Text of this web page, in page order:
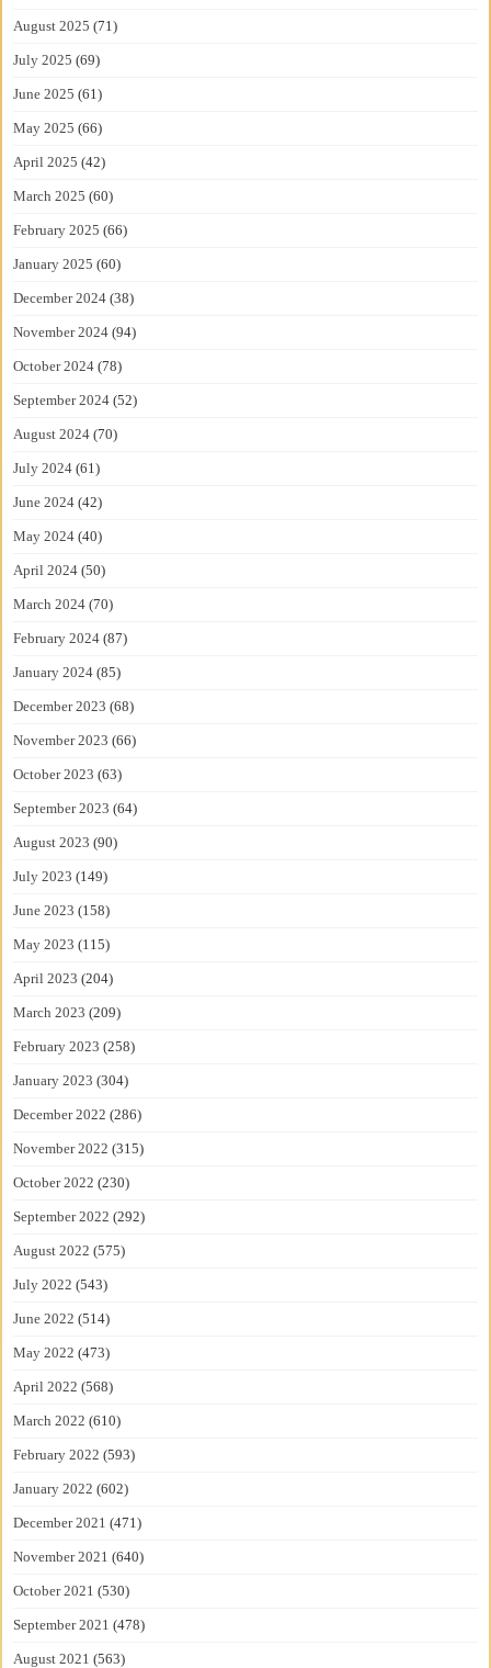
August 2025 (71)
July 2025 (69)
June 2025 (61)
May 2025 (66)
April 2025 (42)
March 2025 (60)
February 2025 (66)
January 2025 (60)
December 2024 (38)
November 2024 (94)
October 2024 (78)
September 2024 (52)
August 2024 (70)
July 2024 (61)
June 2024 (42)
May 2024 (40)
April 2024 (50)
March 2024 (70)
February 2024 (87)
January 2024 (85)
December 2023 (68)
November 2023 (66)
October 2023 (63)
September 2023 (64)
August 2023 (90)
July 2023 (149)
June 2023 (158)
May 2023 (115)
April 2023 (204)
March 2023 (209)
February 2023 (258)
January 2023 (304)
December 2022 (286)
November 2022 (315)
October 2022 (230)
September 2022 (292)
August 2022 (575)
July 2022 (543)
June 2022 (514)
May 2022 (473)
April 2022 (568)
March 2022 (610)
February 2022 (593)
January 2022 (602)
December 2021 (471)
November 2021 (640)
October 2021 (530)
September 2021 (478)
August 2021 (563)